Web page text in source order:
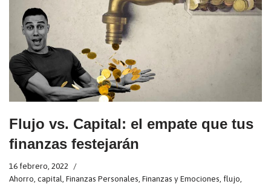
Flujo vs. Capital: el empate que tus
finanzas festejarán
16 febrero, 2022
Ahorro capital Finanzas Personales Finanzas y Emociones flujo